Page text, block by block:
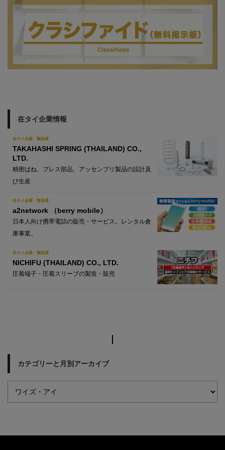
在タイ企業情報
在タイ企業・製造業
TAKAHASHI SPRING (THAILAND) CO.,
LTD.
精密ばね、プレス部品、アッセンブリ製品の設計及
び生産
在タイ企業・製造業
a2network （berry mobile）
日本人向け携帯電話の販売・サービス。レンタル倉
庫事業。
在タイ企業・製造業
NICHIFU (THAILAND) CO., LTD.
圧着端子・圧着スリーブの製造・販売
カテゴリーと月別アーカイブ